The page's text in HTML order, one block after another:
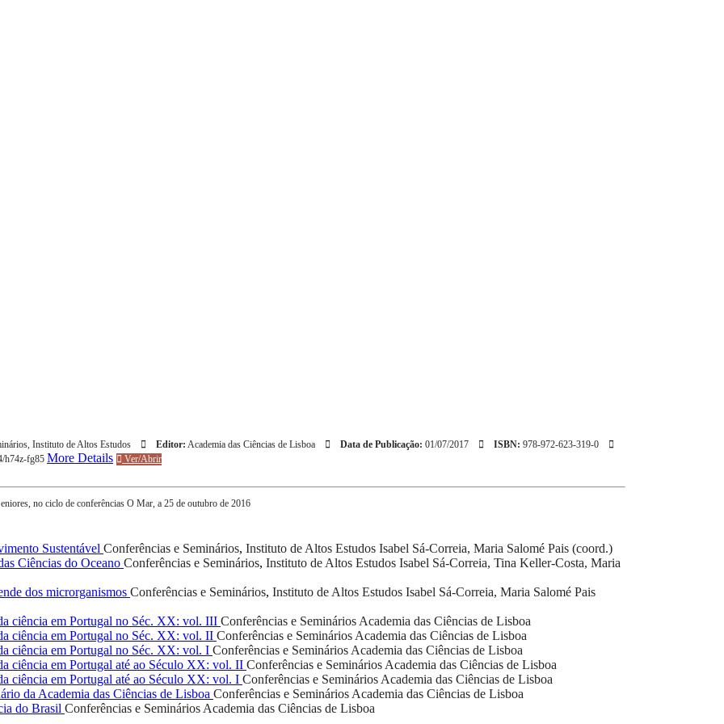
, Instituto de Altos Estudos Editor: Academia das Ciências de Lisboa Data de Publicação: 01/07/2017 ISBN: 978-972-623-319-0
h74z-fg85 More Details Ver/Abrir
no ciclo de conferências O Mar, a 25 de outubro de 2016
Sustentável Conferências e Seminários, Instituto de Altos Estudos Isabel Sá-Correia, Maria Salomé Pais (coord.)
Ciências do Oceano Conferências e Seminários, Instituto de Altos Estudos Isabel Sá-Correia, Tina Keller-Costa, Maria
dos microrganismos Conferências e Seminários, Instituto de Altos Estudos Isabel Sá-Correia, Maria Salomé Pais
ciência em Portugal no Séc. XX: vol. III Conferências e Seminários Academia das Ciências de Lisboa
ciência em Portugal no Séc. XX: vol. II Conferências e Seminários Academia das Ciências de Lisboa
ciência em Portugal no Séc. XX: vol. I Conferências e Seminários Academia das Ciências de Lisboa
ciência em Portugal até ao Século XX: vol. II Conferências e Seminários Academia das Ciências de Lisboa
ciência em Portugal até ao Século XX: vol. I Conferências e Seminários Academia das Ciências de Lisboa
da Academia das Ciências de Lisboa Conferências e Seminários Academia das Ciências de Lisboa
do Brasil Conferências e Seminários Academia das Ciências de Lisboa